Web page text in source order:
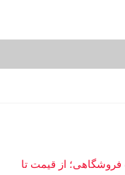
از قیمت تا